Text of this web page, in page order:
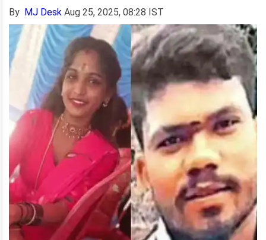
By MJ Desk Aug 25, 2025, 08:28 IST